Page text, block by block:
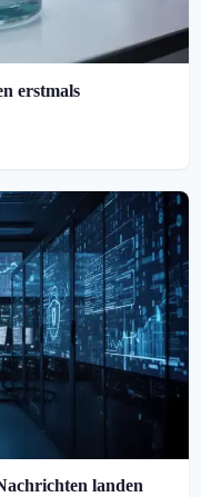
erstmals
landen